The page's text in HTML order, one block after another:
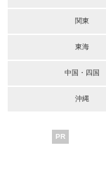
関東
東海
中国・四国
沖縄
PR